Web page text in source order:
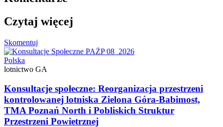
Czytaj więcej
Skomentuj
Polska
lotnictwo GA
Konsultacje społeczne: Reorganizacja przestrzeni
kontrolowanej lotniska Zielona Góra-Babimost,
TMA Poznań North i Pobliskich Struktur
Przestrzeni Powietrznej